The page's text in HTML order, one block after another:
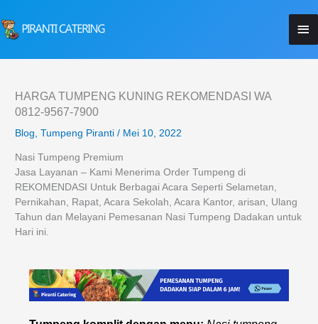
ke
konten
HARGA TUMPENG KUNING REKOMENDASI WA
0812-9567-7900
Blog,Tumpeng Piranti / Mei 10, 2022
Nasi Tumpeng Premium
Jasa Layanan – Kami Menerima Order Tumpeng di
REKOMENDASI Untuk Berbagai Acara Seperti Selametan,
Pernikahan, Rapat, Acara Sekolah, Acara Kantor, arisan, Ulang
Tahun dan Melayani Pemesanan Nasi Tumpeng Dadakan untuk
Hari ini.